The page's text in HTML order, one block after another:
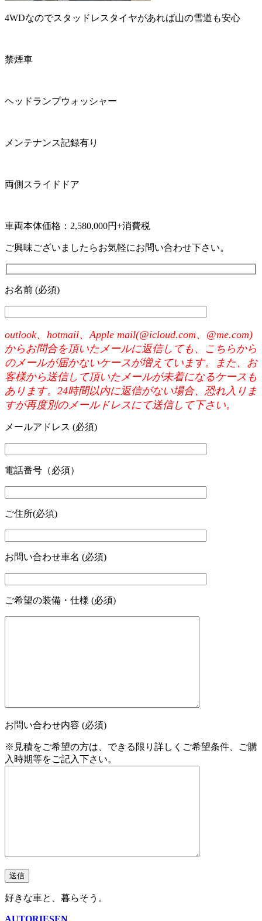
4WDなのでスタッドレスタイヤがあれば山の雪道も安心
禁煙車
ヘッドランプウォッシャー
メンテナンス記録有り
両側スライドドア
車両本体価格：2,580,000円+消費税
ご興味ございましたらお気軽にお問い合わせ下さい。
お名前 (必須)
outlook、hotmail、Apple mail(@icloud.com、@me.com)
からお問合を頂いたメールに返信しても、こちらから
のメールが届かないケースが増えています。また、お
客様から送信して頂いたメールが未着になるケースも
あります。24時間以内に返信がない場合、恐れ入りま
すが再度別のメールドレスにて送信して下さい。
メールアドレス (必須)
電話番号（必須）
ご住所(必須)
お問い合わせ車名 (必須)
ご希望の装備・仕様 (必須)
お問い合わせ内容 (必須)
※見積をご希望の方は、できる限り詳しくご希望条件、ご購
入時期等をご記入下さい。
好きな車と、暮らそう。